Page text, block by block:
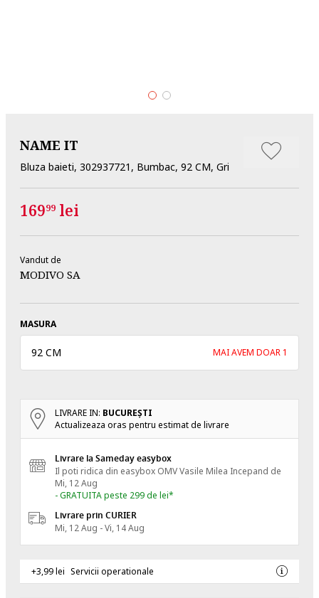
NAME IT
Bluza baieti, 302937721, Bumbac, 92 CM, Gri
16999 lei
Vandut de
MODIVO SA
MASURA
92 CM MAI AVEM DOAR 1
LIVRARE IN: BUCUREŞTI
Actualizeaza oras pentru estimat de livrare
Livrare la Sameday easybox
Il poti ridica din easybox OMV Vasile Milea Incepand de
Mi, 12 Aug
- GRATUITA peste 299 de lei*
Livrare prin CURIER
Mi, 12 Aug - Vi, 14 Aug
+3,99 lei Servicii operationale